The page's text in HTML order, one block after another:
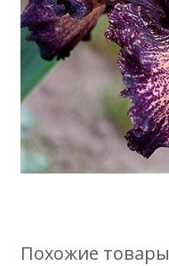
Похожие товары